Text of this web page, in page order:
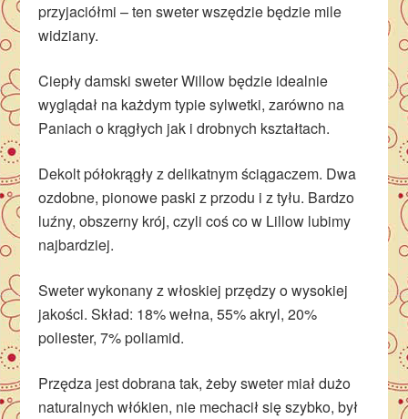
przyjaciółmi – ten sweter wszędzie będzie mile
widziany.
Ciepły damski sweter Willow będzie idealnie
wyglądał na każdym typie sylwetki, zarówno na
Paniach o krągłych jak i drobnych kształtach.
Dekolt półokrągły z delikatnym ściągaczem. Dwa
ozdobne, pionowe paski z przodu i z tyłu. Bardzo
luźny, obszerny krój, czyli coś co w Lillow lubimy
najbardziej.
Sweter wykonany z włoskiej przędzy o wysokiej
jakości. Skład: 18% wełna, 55% akryl, 20%
poliester, 7% poliamid.
Przędza jest dobrana tak, żeby sweter miał dużo
naturalnych włókien, nie mechacił się szybko, był